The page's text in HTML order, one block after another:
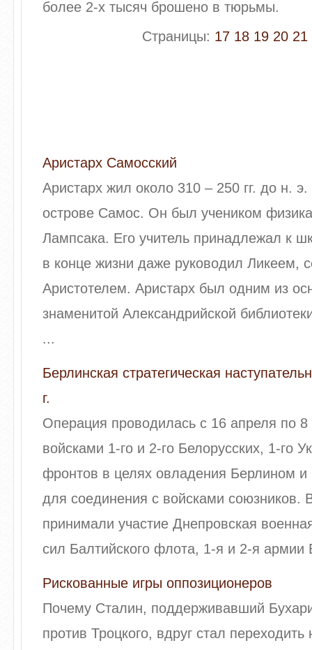
более 2-х тысяч брошено в тюрьмы.
Страницы: 17 18 19 20 21
Аристарх Самосский
Аристарх жил около 310 – 250 гг. до н.
острове Самос. Он был учеником
Лампсака. Его учитель принадлежал к
в конце жизни даже руководил Ликеем,
Аристотелем. Аристарх был одним из
знаменитой Александрийской
...
Берлинская стратегическая
г.
Операция проводилась с 16 апреля по 8
войсками 1-го и 2-го Белорусских, 1-го
фронтов в целях овладения Берлином
для соединения с войсками союзников.
принимали участие Днепровская
сил Балтийского флота, 1-я и 2-я армии
Рискованные игры оппозиционеров
Почему Сталин, поддерживавший
против Троцкого, вдруг стал переходить